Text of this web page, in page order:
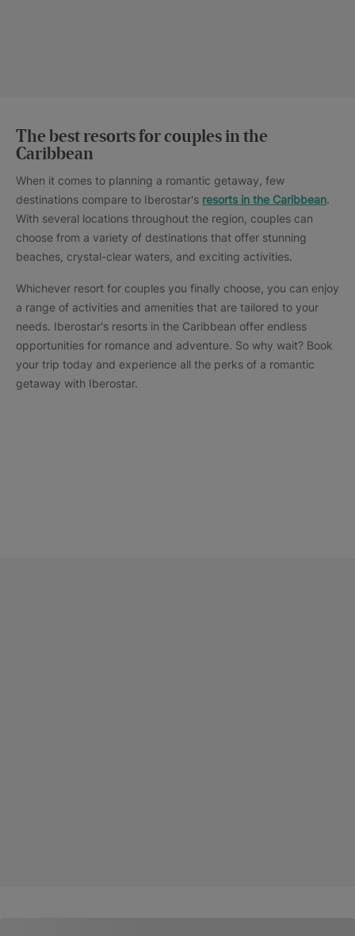
The best resorts for couples in the
Caribbean
When it comes to planning a romantic getaway, few
destinations compare to Iberostar's resorts in the Caribbean.
With several locations throughout the region, couples can
choose from a variety of destinations that offer stunning
beaches, crystal-clear waters, and exciting activities.
Whichever resort for couples you finally choose, you can enjoy
a range of activities and amenities that are tailored to your
needs. Iberostar's resorts in the Caribbean offer endless
opportunities for romance and adventure. So why wait? Book
your trip today and experience all the perks of a romantic
getaway with Iberostar.